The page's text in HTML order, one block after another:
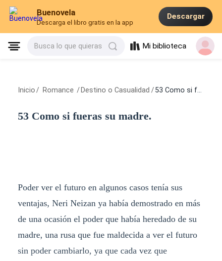
Buenovela
Descarga el libro gratis en la app
Descargar
Busca lo que quieras Mi biblioteca
Inicio / Romance / Destino o Casualidad /53 Como si fueras su madre.
53 Como si fueras su madre.
Poder ver el futuro en algunos casos tenía sus
ventajas, Neri Neizan ya había demostrado en más
de una ocasión el poder que había heredado de su
madre, una rusa que fue maldecida a ver el futuro
sin poder cambiarlo, ya que cada vez que